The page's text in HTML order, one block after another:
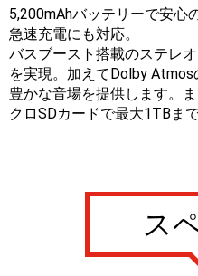
5,200mAhバッテリーで安心
急速充電にも対応。
バスブースト搭載のステレ
を実現。加えてDolby
豊かな音場を提供します。
クロSDカードで最大1TBま
ス